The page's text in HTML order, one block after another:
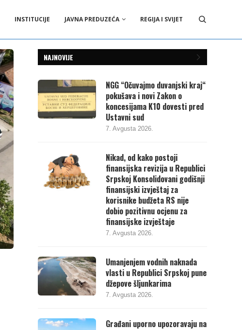
INSTITUCIJE JAVNA PREDUZEĆA REGIJA I SVIJET
NAJNOVIJE
NGG “Očuvajmo duvanjski kraj“
pokušava i novi Zakon o
koncesijama K10 dovesti pred
Ustavni sud
7. Avgusta 2026.
Nikad, od kako postoji
finansijska revizija u Republici
Srpskoj Konsolidovani godišnji
finansijski izvještaj za
korisnike budžeta RS nije
dobio pozitivnu ocjenu za
finansijske izvještaje
7. Avgusta 2026.
Umanjenjem vodnih naknada
vlasti u Republici Srpskoj pune
džepove šljunkarima
7. Avgusta 2026.
Građani uporno upozoravaju na